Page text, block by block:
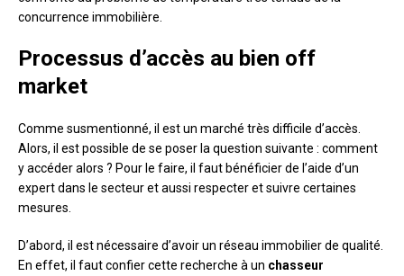
concurrence immobilière.
Processus d’accès au bien off
market
Comme susmentionné, il est un marché très difficile d’accès.
Alors, il est possible de se poser la question suivante : comment
y accéder alors ? Pour le faire, il faut bénéficier de l’aide d’un
expert dans le secteur et aussi respecter et suivre certaines
mesures.
D’abord, il est nécessaire d’avoir un réseau immobilier de qualité.
En effet, il faut confier cette recherche à un chasseur